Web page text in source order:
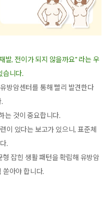
발, 전이가 되지 않을까요" 라는 우
습니다.
방암센터를 통해 빨리 발견한다
는 것이 중요합니다.
이 있다는 보고가 있으니, 표준체
.
잡힌 생활 패턴을 확립해 유방암
쏟아야 합니다.